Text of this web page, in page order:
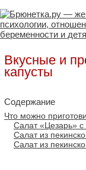
Вкусные и
капусты
Содержание
Что можно
Салат «Цезарь» с
Салат из
Салат из